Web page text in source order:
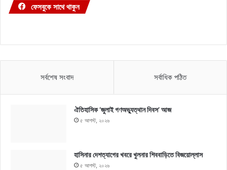
ফেসবুকে সাথে থাকুন
সর্বশেষ সংবাদ সর্বাধিক পঠিত
ঐতিহাসিক ‘জুলাই গণঅভ্যুত্থান দিবস’ আজ
৫ আগস্ট, ২০২৬
হাসিনার দেশত্যাগের খবরে খুলনার শিববাড়িতে বিজয়োল্লাস
৫ আগস্ট, ২০২৬